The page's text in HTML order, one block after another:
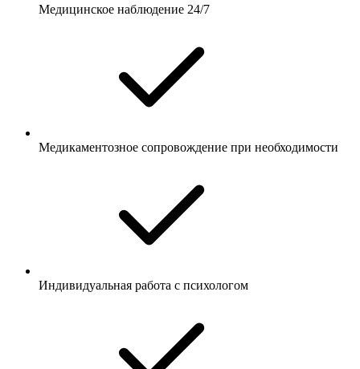
Медицинское наблюдение 24/7
Медикаментозное сопровождение при необходимости
Индивидуальная работа с психологом